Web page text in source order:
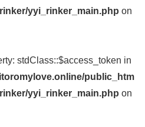
yyi_rinker_main.php on
stdClass::$access_token in
public_htm
yyi_rinker_main.php on